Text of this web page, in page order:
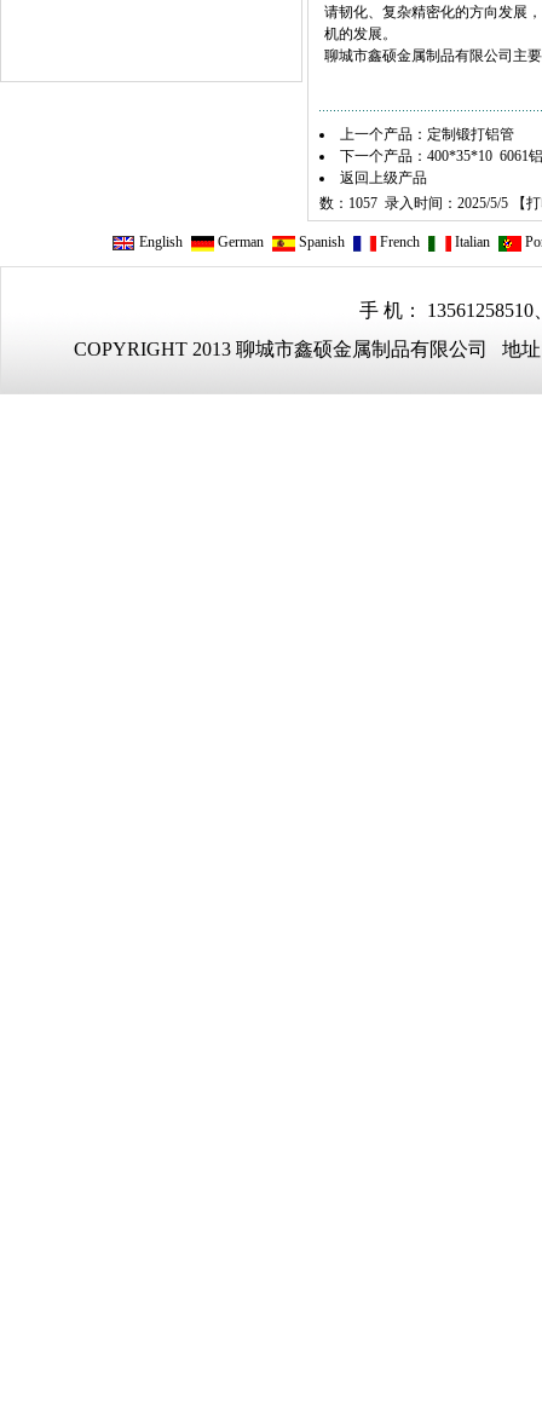
请韧化、复杂精密化的方向发展
机的发展。
聊城市鑫硕金属制品有限公司主
上一个产品： 定制锻打铝管
下一个产品： 400*35*10 6061
返回上级产品
数：1057 录入时间：2025/5/5 【
English German Spanish French Italian
手 机：
COPYRIGHT 2013 聊城市鑫硕金属制品有限公司 地